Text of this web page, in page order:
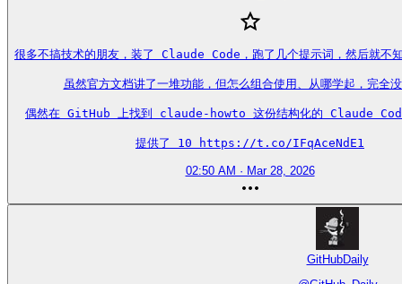
很多不搞技术的朋友，装了 Claude Code，跑了几个提示词，然后就不
虽然官方文档讲了一堆功能，但怎么组合使用、从哪学起，完全
偶然在 GitHub 上找到 claude-howto 这份结构化的 Claude
提供了 10 https://t.co/IFqAceNdE1
02:50 AM · Mar 28, 2026
GitHubDaily